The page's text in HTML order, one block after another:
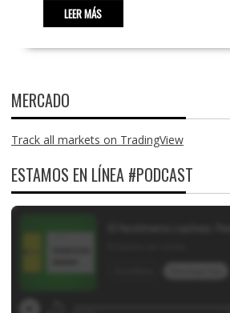
LEER MÁS
MERCADO
Track all markets on TradingView
ESTAMOS EN LÍNEA #PODCAST